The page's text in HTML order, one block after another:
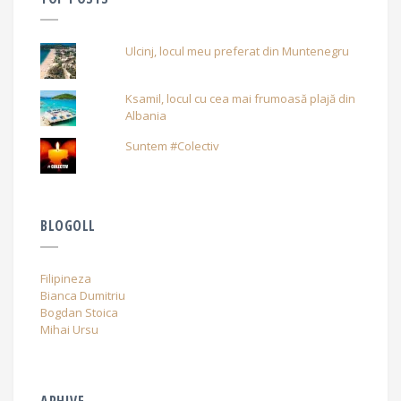
Ulcinj, locul meu preferat din Muntenegru
Ksamil, locul cu cea mai frumoasă plajă din
Albania
Suntem #Colectiv
BLOGOLL
Filipineza
Bianca Dumitriu
Bogdan Stoica
Mihai Ursu